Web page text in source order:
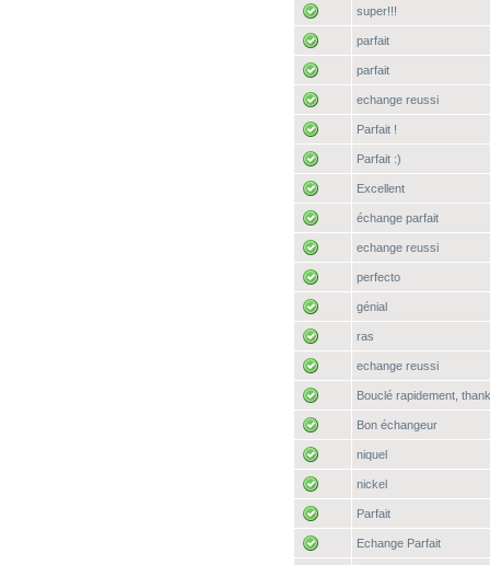
super!!!
parfait
parfait
echange reussi
Parfait !
Parfait :)
Excellent
échange parfait
echange reussi
perfecto
génial
ras
echange reussi
Bouclé rapidement,
Bon échangeur
niquel
nickel
Parfait
Echange Parfait